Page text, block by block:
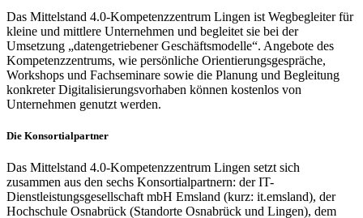
Das Mittelstand 4.0-Kompetenzzentrum Lingen ist Wegbegleiter für
kleine und mittlere Unternehmen und begleitet sie bei der
Umsetzung „datengetriebener Geschäftsmodelle“. Angebote des
Kompetenzzentrums, wie persönliche Orientierungsgespräche,
Workshops und Fachseminare sowie die Planung und Begleitung
konkreter Digitalisierungsvorhaben können kostenlos von
Unternehmen genutzt werden.
Die Konsortialpartner
Das Mittelstand 4.0-Kompetenzzentrum Lingen setzt sich
zusammen aus den sechs Konsortialpartnern: der IT-
Dienstleistungsgesellschaft mbH Emsland (kurz: it.emsland), der
Hochschule Osnabrück (Standorte Osnabrück und Lingen), dem